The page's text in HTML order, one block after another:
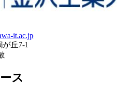
it.ac.jp
が丘7-1
ス